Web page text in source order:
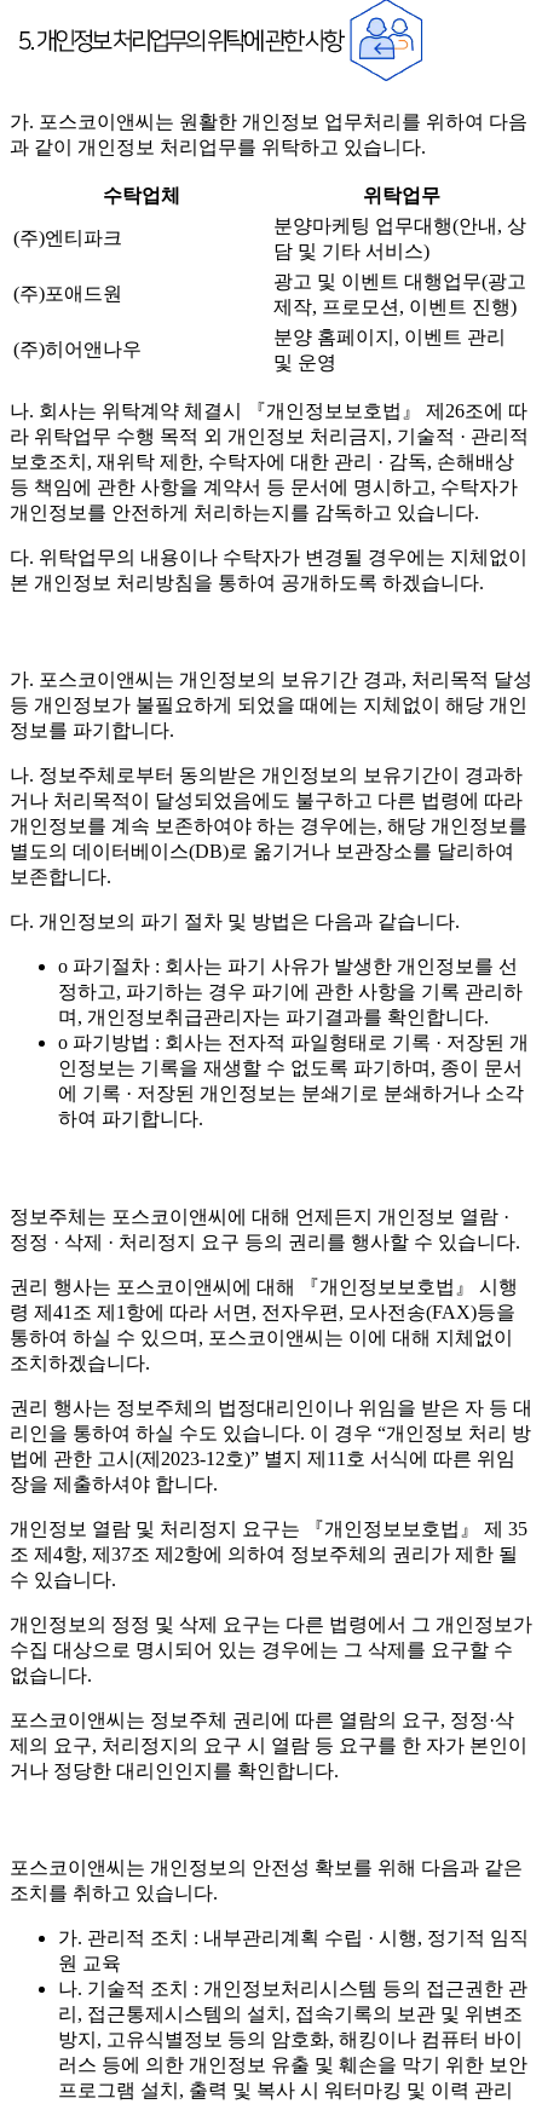
가. 포스코이앤씨는 원활한 개인정보 업무처리를 위하여 다음
과 같이 개인정보 처리업무를 위탁하고 있습니다.
수탁업체 위탁업무
(주)엔티파크
분양마케팅 업무대행(안내, 상
담 및 기타 서비스)
(주)포애드원
광고 및 이벤트 대행업무(광고
제작, 프로모션, 이벤트 진행)
(주)히어앤나우
분양 홈페이지, 이벤트 관리
및 운영
나. 회사는 위탁계약 체결시 『개인정보보호법』 제26조에 따
라 위탁업무 수행 목적 외 개인정보 처리금지, 기술적 · 관리적
보호조치, 재위탁 제한, 수탁자에 대한 관리 · 감독, 손해배상
등 책임에 관한 사항을 계약서 등 문서에 명시하고, 수탁자가
개인정보를 안전하게 처리하는지를 감독하고 있습니다.
다. 위탁업무의 내용이나 수탁자가 변경될 경우에는 지체없이
본 개인정보 처리방침을 통하여 공개하도록 하겠습니다.
가. 포스코이앤씨는 개인정보의 보유기간 경과, 처리목적 달성
등 개인정보가 불필요하게 되었을 때에는 지체없이 해당 개인
정보를 파기합니다.
나. 정보주체로부터 동의받은 개인정보의 보유기간이 경과하
거나 처리목적이 달성되었음에도 불구하고 다른 법령에 따라
개인정보를 계속 보존하여야 하는 경우에는, 해당 개인정보를
별도의 데이터베이스(DB)로 옮기거나 보관장소를 달리하여
보존합니다.
다. 개인정보의 파기 절차 및 방법은 다음과 같습니다.
o 파기절차 : 회사는 파기 사유가 발생한 개인정보를 선
정하고, 파기하는 경우 파기에 관한 사항을 기록 관리하
며, 개인정보취급관리자는 파기결과를 확인합니다.
o 파기방법 : 회사는 전자적 파일형태로 기록 · 저장된 개
인정보는 기록을 재생할 수 없도록 파기하며, 종이 문서
에 기록 · 저장된 개인정보는 분쇄기로 분쇄하거나 소각
하여 파기합니다.
정보주체는 포스코이앤씨에 대해 언제든지 개인정보 열람 ·
정정 · 삭제 · 처리정지 요구 등의 권리를 행사할 수 있습니다.
권리 행사는 포스코이앤씨에 대해 『개인정보보호법』 시행
령 제41조 제1항에 따라 서면, 전자우편, 모사전송(FAX)등을
통하여 하실 수 있으며, 포스코이앤씨는 이에 대해 지체없이
조치하겠습니다.
권리 행사는 정보주체의 법정대리인이나 위임을 받은 자 등 대
리인을 통하여 하실 수도 있습니다. 이 경우 “개인정보 처리 방
법에 관한 고시(제2023-12호)” 별지 제11호 서식에 따른 위임
장을 제출하셔야 합니다.
개인정보 열람 및 처리정지 요구는 『개인정보보호법』 제 35
조 제4항, 제37조 제2항에 의하여 정보주체의 권리가 제한 될
수 있습니다.
개인정보의 정정 및 삭제 요구는 다른 법령에서 그 개인정보가
수집 대상으로 명시되어 있는 경우에는 그 삭제를 요구할 수
없습니다.
포스코이앤씨는 정보주체 권리에 따른 열람의 요구, 정정·삭
제의 요구, 처리정지의 요구 시 열람 등 요구를 한 자가 본인이
거나 정당한 대리인인지를 확인합니다.
포스코이앤씨는 개인정보의 안전성 확보를 위해 다음과 같은
조치를 취하고 있습니다.
가. 관리적 조치 : 내부관리계획 수립 · 시행, 정기적 임직
원 교육
나. 기술적 조치 : 개인정보처리시스템 등의 접근권한 관
리, 접근통제시스템의 설치, 접속기록의 보관 및 위변조
방지, 고유식별정보 등의 암호화, 해킹이나 컴퓨터 바이
러스 등에 의한 개인정보 유출 및 훼손을 막기 위한 보안
프로그램 설치, 출력 및 복사 시 워터마킹 및 이력 관리